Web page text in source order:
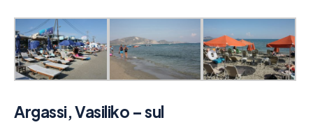
Argassi, Vasiliko – sul